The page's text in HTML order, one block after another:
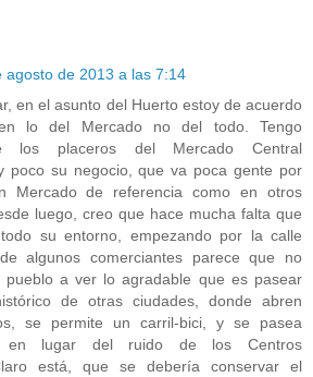
agosto de 2013 a las 7:14
en el asunto del Huerto estoy de acuerdo
lo del Mercado no del todo. Tengo
los placeros del Mercado Central
poco su negocio, que va poca gente por
de referencia como en otros
luego, creo que hace mucha falta que
su entorno, empezando por la calle
algunos comerciantes parece que no
pueblo a ver lo agradable que es pasear
de otras ciudades, donde abren
se permite un carril-bici, y se pasea
en lugar del ruido de los Centros
está, que se debería conservar el